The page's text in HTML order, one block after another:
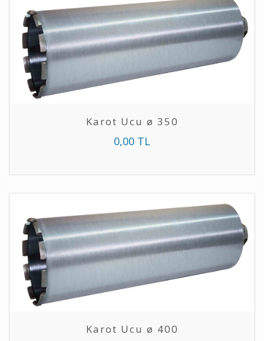
Karot Ucu ø 350
0,00 TL
Karot Ucu ø 400